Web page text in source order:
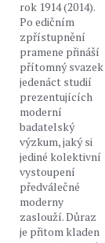
rok 1914 (2014).
Po edičním
zpřístupnění
pramene přináší
přítomný svazek
jedenáct studií
prezentujících
moderní
badatelský
výzkum, jaký si
jediné kolektivní
vystoupení
předválečné
moderny
zaslouží. Důraz
je přitom kladen